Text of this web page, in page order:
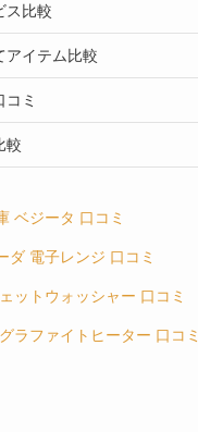
ス比較
アイテム比較
コミ
較
ベジータ 口コミ
ダ 電子レンジ 口コミ
ットウォッシャー 口コミ
ラファイトヒーター 口コミ